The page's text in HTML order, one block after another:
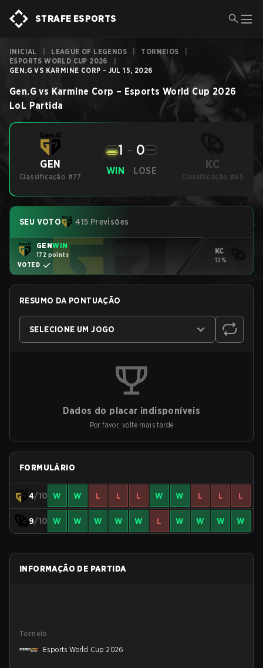
STRAFE ESPORTS
INICIAL LEAGUE OF LEGENDS TORNEIOS
ESPORTS WORLD CUP 2026
GEN.G VS KARMINE CORP - JUL 15, 2026
Gen.G vs Karmine Corp – Esports World Cup 2026
LoL Partida
GEN
Classificação #77
WIN
1 - 0
LOSE KC
Classificação #65
SEU VOTO 415 Previsões
GENWIN
172 points
VOTED
KC
12%
RESUMO DA PONTUAÇÃO
SELECIONE UM JOGO
Dados do placar indisponíveis
Por favor, volte mais tarde
FORMULÁRIO
4/10 W W L L L W W L L L
9/10 W W W W W L W W W W
INFORMAÇÃO DE PARTIDA
Torneio
Esports World Cup 2026